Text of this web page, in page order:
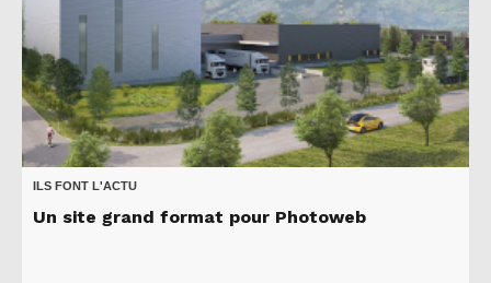
ILS FONT L'ACTU
Un site grand format pour Photoweb